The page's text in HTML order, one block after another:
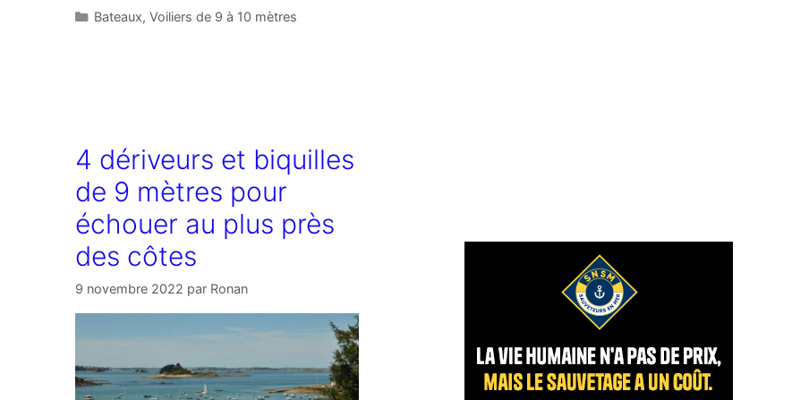
Catégories
Bateaux,Voiliers de 9 à 10 mètres
4 dériveurs et biquilles
de 9 mètres pour
échouer au plus près
des côtes
9 novembre 2022 par Ronan